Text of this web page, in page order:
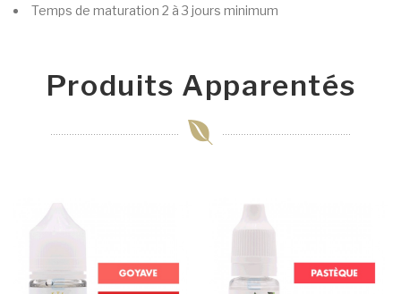
Temps de maturation 2 à 3 jours minimum
Produits Apparentés